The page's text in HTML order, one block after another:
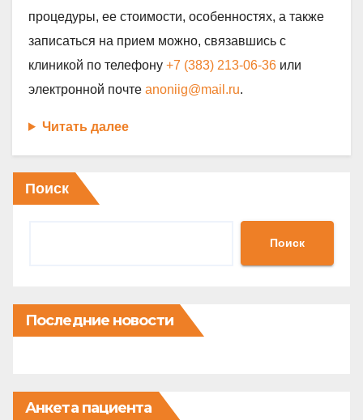
процедуры, ее стоимости, особенностях, а также
записаться на прием можно, связавшись с
клиникой по телефону +7 (383) 213-06-36 или
электронной почте anoniig@mail.ru.
Читать далее
Поиск
Поиск
Последние новости
Анкета пациента